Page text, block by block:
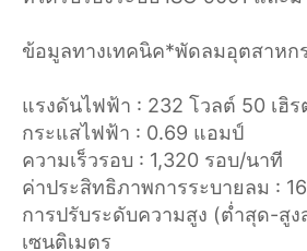
ข้อมูลทางเทคนิค*พัดลมอุตสาหก
แรงดันไฟฟ้า : 232 โวลต์ 50 เฮิ
กระแสไฟฟ้า : 0.69 แอมป์
ความเร็วรอบ : 1,320 รอบ/นาที
ค่าประสิทธิภาพการระบายลม :
การปรับระดับความสูง (ต่ำสุด-สูง
เซนติเมตร